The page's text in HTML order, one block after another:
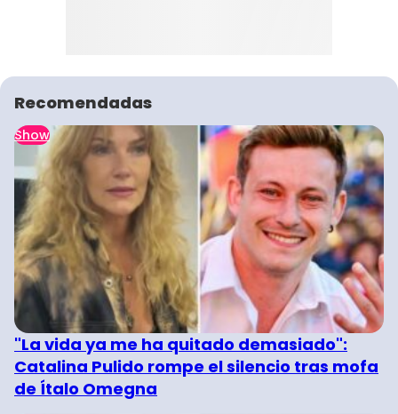
Recomendadas
Show
"La vida ya me ha quitado demasiado":
Catalina Pulido rompe el silencio tras mofa
de Ítalo Omegna